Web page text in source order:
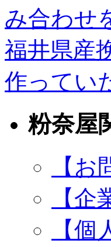
み合わせ
福井県産
作ってい
粉奈屋
【
【
【